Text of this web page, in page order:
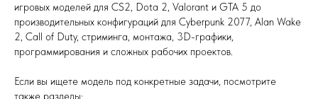
игровых моделей для CS2, Dota 2, Valorant и GTA 5 до
производительных конфигураций для Cyberpunk 2077, Alan Wake
2, Call of Duty, стриминга, монтажа, 3D-графики,
программирования и сложных рабочих проектов.
Если вы ищете модель под конкретные задачи, посмотрите
также разделы: